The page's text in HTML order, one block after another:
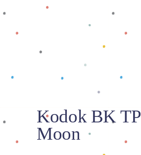
Kodok BK TP
Moon